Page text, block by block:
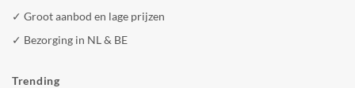
✓ Groot aanbod en lage prijzen
✓ Bezorging in NL & BE
Trending